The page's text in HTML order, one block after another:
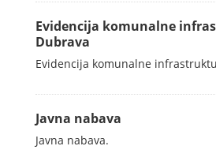
Evidencija komunalne
Dubrava
Evidencija komunalne
Javna nabava
Javna nabava.